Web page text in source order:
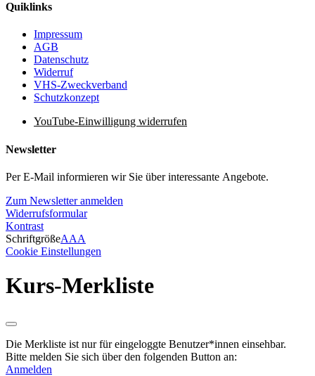
Quiklinks
Impressum
AGB
Datenschutz
Widerruf
VHS-Zweckverband
Schutzkonzept
YouTube-Einwilligung widerrufen
Newsletter
Per E-Mail informieren wir Sie über interessante Angebote.
Zum Newsletter anmelden
Widerrufsformular
Kontrast
SchriftgrößeAAA
Cookie Einstellungen
Kurs-Merkliste
Die Merkliste ist nur für eingeloggte Benutzer*innen einsehbar.
Bitte melden Sie sich über den folgenden Button an:
Anmelden